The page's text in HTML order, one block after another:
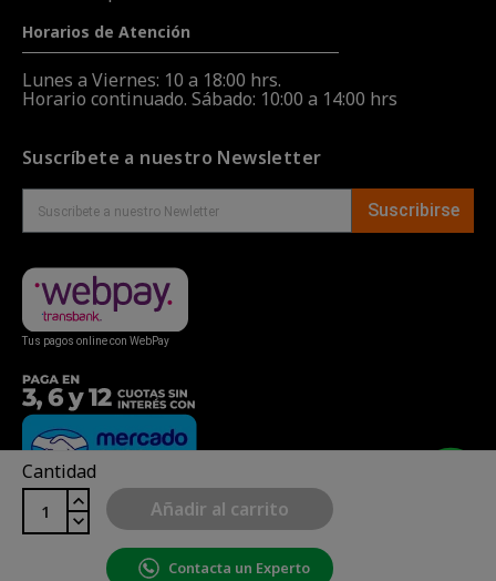
Cantidad
Añadir al carrito
Contacta un Experto
Horarios de Atención
Lunes a Viernes: 10 a 18:00 hrs.
Horario continuado. Sábado: 10:00 a 14:00 hrs
Suscríbete a nuestro Newsletter
Suscribirse
Tus pagos online con WebPay